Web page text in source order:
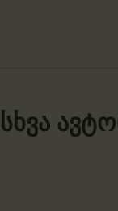
სხვა